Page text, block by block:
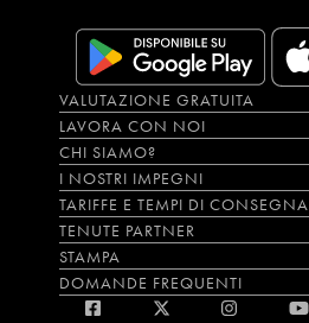
VALUTAZIONE GRATUITA
LAVORA CON NOI
CHI SIAMO?
I NOSTRI IMPEGNI
TARIFFE E TEMPI DI CONSEGNA
TENUTE PARTNER
STAMPA
DOMANDE FREQUENTI